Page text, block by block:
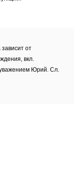
от
вкл.
уважением Юрий. Сл.